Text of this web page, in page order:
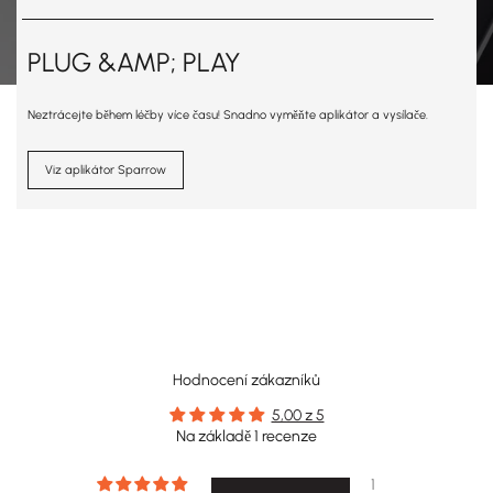
PLUG &AMP; PLAY
Neztrácejte během léčby více času! Snadno vyměňte aplikátor a vysílače.
Viz aplikátor Sparrow
Hodnocení zákazníků
5,00 z 5
Na základě 1 recenze
1